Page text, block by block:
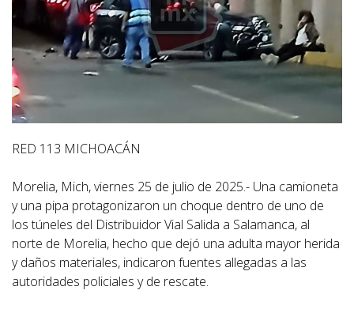
RED 113 MICHOACÁN
Morelia, Mich, viernes 25 de julio de 2025.- Una camioneta
y una pipa protagonizaron un choque dentro de uno de
los túneles del Distribuidor Vial Salida a Salamanca, al
norte de Morelia, hecho que dejó una adulta mayor herida
y daños materiales, indicaron fuentes allegadas a las
autoridades policiales y de rescate.